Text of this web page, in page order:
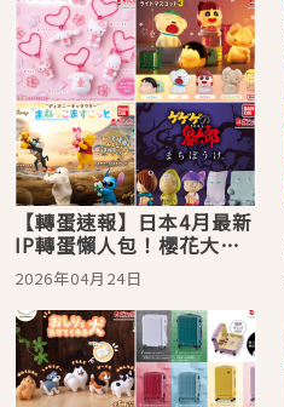
【轉蛋速報】日本4月最新
IP轉蛋懶人包！櫻花大耳
狗超可愛
2026年04月24日